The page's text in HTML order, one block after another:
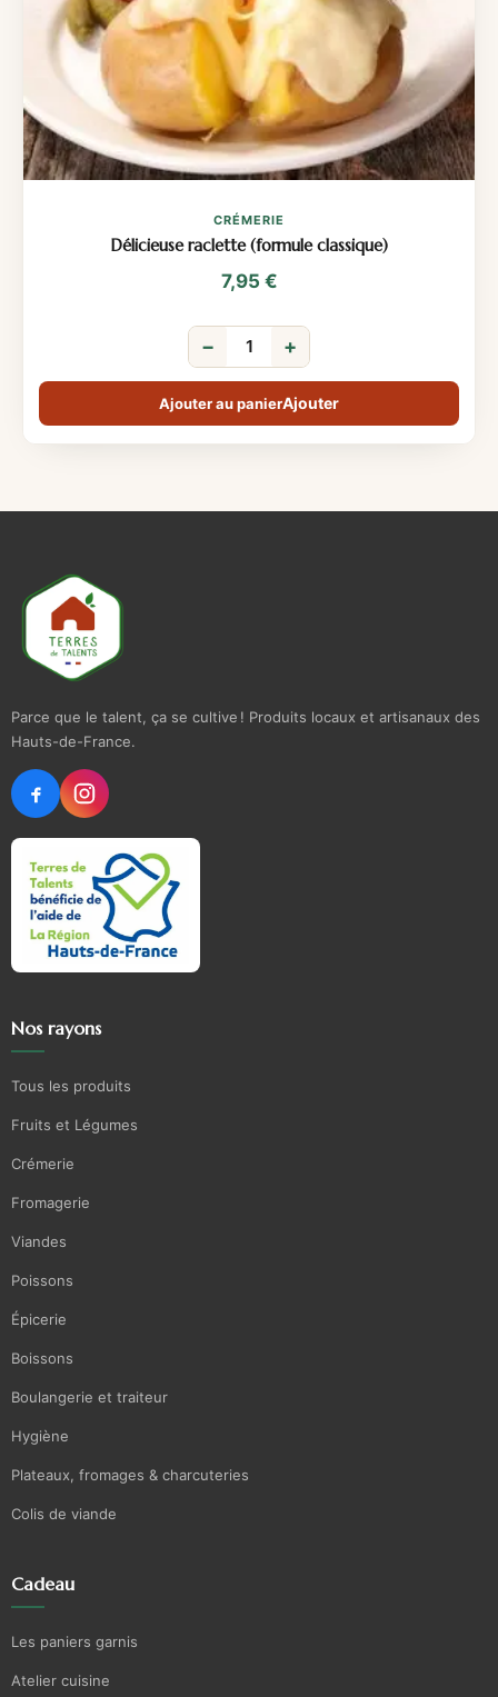
CRÉMERIE
Délicieuse raclette (formule classique)
7,95 €
− +
Ajouter au panier
Parce que le talent, ça se cultive ! Produits locaux et artisanaux des
Hauts-de-France.
Nos rayons
Tous les produits
Fruits et Légumes
Crémerie
Fromagerie
Viandes
Poissons
Épicerie
Boissons
Boulangerie et traiteur
Hygiène
Plateaux, fromages & charcuteries
Colis de viande
Cadeau
Les paniers garnis
Atelier cuisine